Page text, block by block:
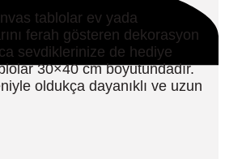
tablolar ev yada
ferah gösteren dekorasyon
sevdiklerinize de hediye
30×40 cm boyutundadır.
oldukça dayanıklı ve uzun